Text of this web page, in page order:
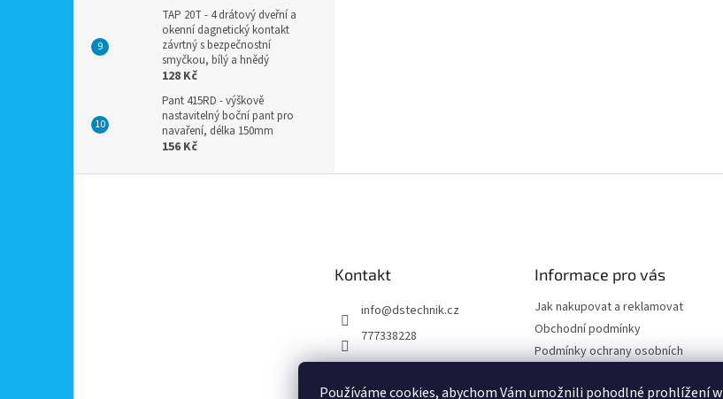
Používáme cookies, abychom Vám umožnili pohodlné prohlížení
TAP 20T - 4 drátový dveřní a
okenní dagnetický kontakt
závrtný s bezpečnostní
smyčkou, bílý a hnědý
128 Kč
Pant 415RD - výškově
nastavitelný boční pant pro
navaření, délka 150mm
156 Kč
Kontakt
info@dstechnik.cz
777338228
Informace pro vás
Jak nakupovat a reklamovat
Obchodní podmínky
Podmínky ochrany osobních
Kontakty